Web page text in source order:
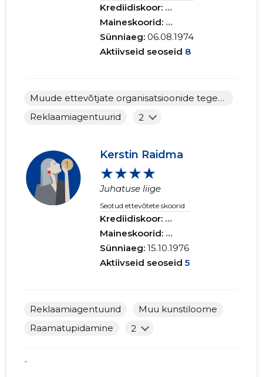
Krediidiskoor: ...
Maineskoorid: ...
Sünniaeg:06.08.1974
Aktiivseid seoseid 8
Muude ettevõtjate organisatsioonide tegevus
Reklaamiagentuurid
2
Kerstin Raidma
★★★★
Juhatuse liige
Seotud ettevõtete skoorid
Krediidiskoor: ...
Maineskoorid: ...
Sünniaeg:15.10.1976
Aktiivseid seoseid 5
Reklaamiagentuurid
Muu kunstiloome
Raamatupidamine
2
*